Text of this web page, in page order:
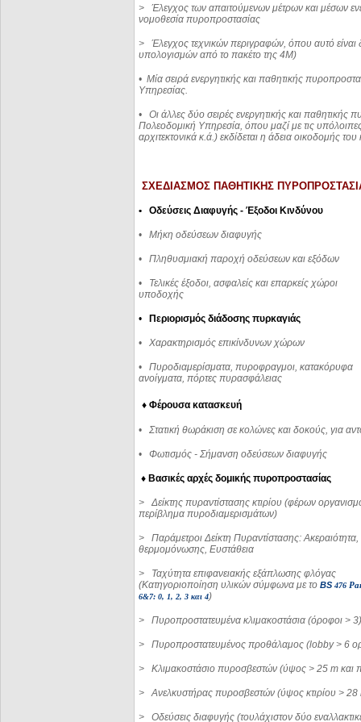
> Έλεγχος των απαιτούμενων μέτρων και μέσων
νομοθεσία πυροπροστασίας
> Έλεγχος τεχνικών περιγραφών, όπου αυτό
υπολογισμών από το πακέτο της 4Μ)
• Μία σειρά ενεργητικής και παθητικής
Υπηρεσίας.
• Οι άλλες δύο σειρές ενεργητικής και παθητικής
Πολεοδομική Υπηρεσία, όπου μαζί με τις
αρχιτεκτονικά κ.ά.) εκδίδεται η άδεια οικοδομής του
ΣΧΕΔΙΑΣΜΟΣ ΠΑΘΗΤΙΚΗΣ
• Οδεύσεις Διαφυγής - Έξοδοι Κινδύνου
• Μήκη οδεύσεων διαφυγής
• Πληθυσμιακή παροχή οδεύσεων και εξόδων
• Τελικές έξοδοι, ασφαλείς και επαρκείς χώροι
υποδοχής
• Περιορισμός διάδοσης πυρκαγιάς
• Χαρακτηρισμός επικίνδυνων χώρων
• Πυροδιαμερίσματα, πυροφραγμοι, κατακόρυφα
ανοίγματα, πόρτες πυρασφάλειας
♦ Φέρουσα κατασκευή
• Στατική θωράκιση σε κολώνες και δοκούς, για
• Φωτισμός - Σήμανση οδεύσεων διαφυγής
♦ Βασικές αρχές δομικής πυροπροστασίας
> Δείκτης πυραντίστασης κτιρίου (φέρων
περίβλημα πυροδιαμερισμάτων)
> Παράμετροι Δείκτη Πυραντίστασης: Ακεραιότητα,
θερμομόνωσης, Ευστάθεια
> Ταχύτητα επιφανειακής εξάπλωσης φλόγας
(Κατηγοριοποίηση υλικών σύμφωνα με το BS 476
6&7: 0, 1, 2, 3 και 4)
> Πυροπροστατευμένα κλιμακοστάσια (όροφοι > 3)
> Πυροπροστατευμένος προθάλαμος (lobby> 6
> Κλιμακοστάσιο πυροσβεστών (ύψος > 25 m και
>Ανελκυστήρας πυροσβεστών (ύψος κτιρίου > 28
> Οδεύσεις διαφυγής (τουλάχιστον δύο